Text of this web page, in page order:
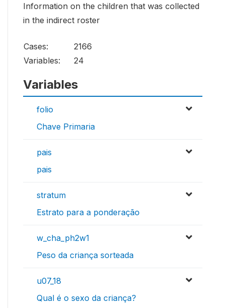
Information on the children that was collected
in the indirect roster
Cases:
2166
Variables:
24
Variables
folio
Chave Primaria
pais
pais
stratum
Estrato para a ponderação
w_cha_ph2w1
Peso da criança sorteada
u07_18
Qual é o sexo da criança?